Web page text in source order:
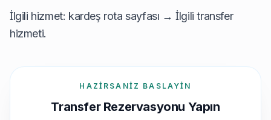
İlgili hizmet: kardeş rota sayfası →İlgili transfer
hizmeti.
HAZIRSANIZ BASLAYIN
Transfer Rezervasyonu Yapın